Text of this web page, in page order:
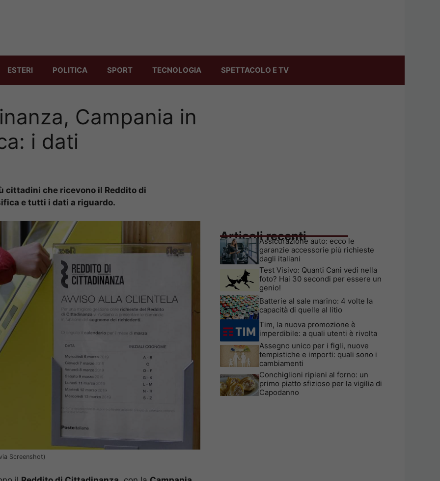
ESTERI POLITICA SPORT TECNOLOGIA SPETTACOLO E TV
Campania in
i dati
cittadini che ricevono il Reddito di
e tutti i dati a riguardo.
Screenshot)
Articoli recenti
Assicurazione auto: ecco le
garanzie accessorie più richieste
dagli italiani
Test Visivo: Quanti Cani vedi nella
foto? Hai 30 secondi per essere un
genio!
Batterie al sale marino: 4 volte la
capacità di quelle al litio
Tim, la nuova promozione è
imperdibile: a quali utenti è rivolta
Assegno unico per i figli, nuove
tempistiche e importi: quali sono i
cambiamenti
Conchiglioni ripieni al forno: un
primo piatto sfizioso per la vigilia di
Capodanno